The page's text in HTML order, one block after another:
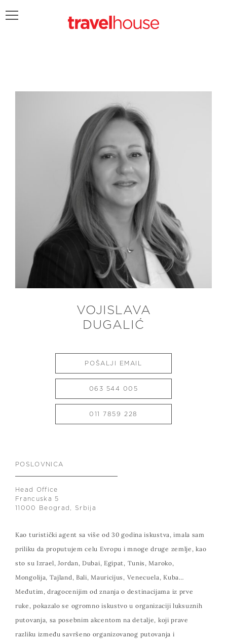
VOJISLAVA
DUGALIĆ
POŠALJI EMAIL
063 544 005
011 7859 228
POSLOVNICA
Head Office
Francuska 5
11000 Beograd, Srbija
Kao turistički agent sa više od 30 godina iskustva, imala sam
priliku da proputujem celu Evropu i mnoge druge zemlje, kao
sto su Izrael, Jordan, Dubai, Egipat, Tunis, Maroko,
Mongolija, Tajland, Bali, Mauricijus, Venecuela, Kuba…
Međutim, dragocenijim od znanja o destinacijama iz prve
ruke, pokazalo se ogromno iskustvo u organizaciji luksuznih
putovanja, sa posebnim akcentom na detalje, koji prave
razliku između savršeno organizovanog putovanja i